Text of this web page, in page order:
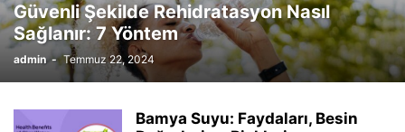
Güvenli Şekilde Rehidratasyon Nasıl
Sağlanır: 7 Yöntem
admin - Temmuz 22, 2024
Bamya Suyu: Faydaları, Besin